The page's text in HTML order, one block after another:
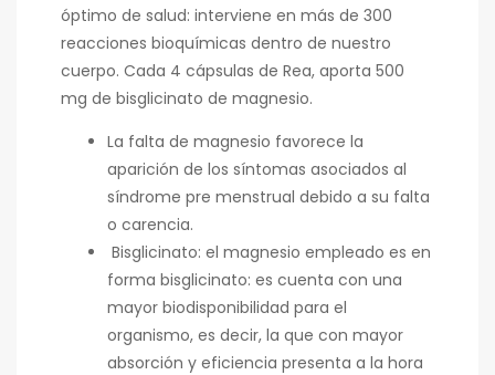
óptimo de salud: interviene en más de 300
reacciones bioquímicas dentro de nuestro
cuerpo. Cada 4 cápsulas de Rea, aporta 500
mg de bisglicinato de magnesio.
La falta de magnesio favorece la
aparición de los síntomas asociados al
síndrome pre menstrual debido a su falta
o carencia.
Bisglicinato: el magnesio empleado es en
forma bisglicinato: es cuenta con una
mayor biodisponibilidad para el
organismo, es decir, la que con mayor
absorción y eficiencia presenta a la hora